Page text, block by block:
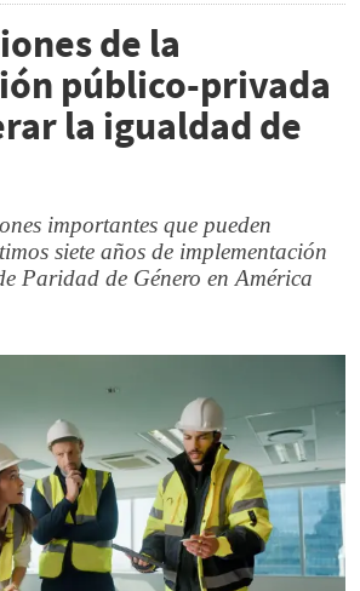
de la
público-privada
la igualdad de
importantes que pueden
siete años de implementación
Paridad de Género en América